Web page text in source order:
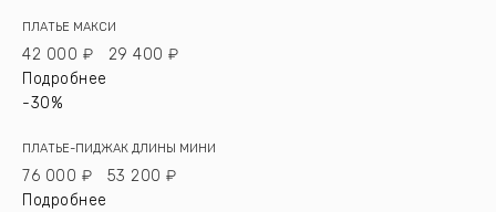
ПЛАТЬЕ МАКСИ
42 000 ₽
29 400 ₽
Подробнее
-30%
ПЛАТЬЕ-ПИДЖАК ДЛИНЫ МИНИ
76 000 ₽
53 200 ₽
Подробнее